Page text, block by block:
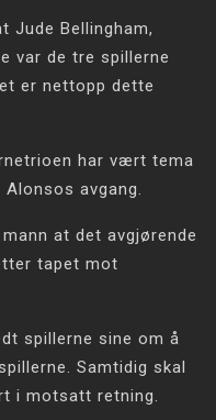
Jude Bellingham,
var de tre spillerne
er nettopp dette
har vært tema
avgang.
at det avgjørende
tapet mot
spillerne sine om å
Samtidig skal
i motsatt retning.